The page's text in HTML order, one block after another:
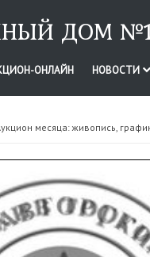
ДОМ
ОНЛАЙН НОВОСТИ
месяца: живопись,